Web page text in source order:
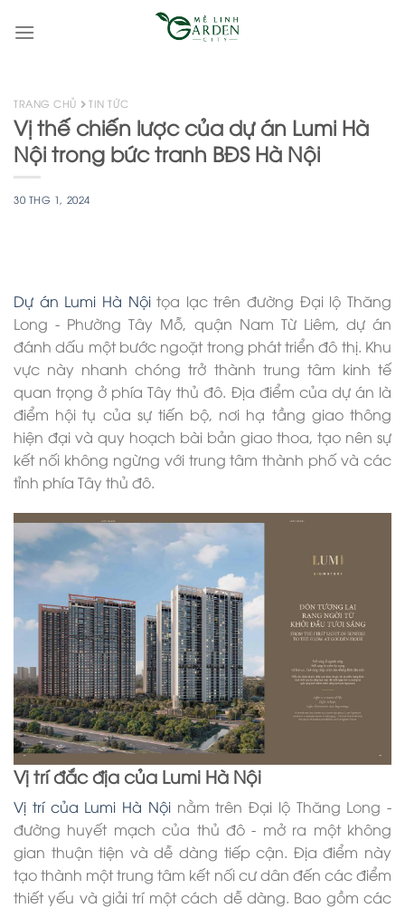
TRANG CHỦ TIN TỨC
Vị thế chiến lược của dự án Lumi Hà
Nội trong bức tranh BĐS Hà Nội
30 THG 1, 2024
Dự án Lumi Hà Nộitọa lạc trên đường Đại lộ Thăng
Long - Phường Tây Mỗ, quận Nam Từ Liêm, dự án
đánh dấu một bước ngoặt trong phát triển đô thị. Khu
vực này nhanh chóng trở thành trung tâm kinh tế
quan trọng ở phía Tây thủ đô. Địa điểm của dự án là
điểm hội tụ của sự tiến bộ, nơi hạ tầng giao thông
hiện đại và quy hoạch bài bản giao thoa, tạo nên sự
kết nối không ngừng với trung tâm thành phố và các
tỉnh phía Tây thủ đô.
Vị trí đắc địa của Lumi Hà Nội
Vị trí của Lumi Hà Nộinằm trên Đại lộ Thăng Long -
đường huyết mạch của thủ đô - mở ra một không
gian thuận tiện và dễ dàng tiếp cận. Địa điểm này
tạo thành một trung tâm kết nối cư dân đến các điểm
thiết yếu và giải trí một cách dễ dàng. Bao gồm các